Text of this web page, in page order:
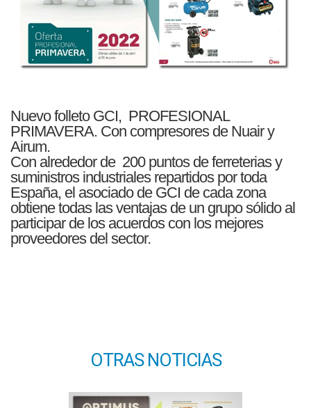
Nuevo folleto GCI, PROFESIONAL
PRIMAVERA. Con compresores de Nuair y
Airum.
Con alrededor de 200 puntos de ferreterias y
suministros industriales repartidos por toda
España, el asociado de GCI de cada zona
obtiene todas las ventajas de un grupo sólido al
participar de los acuerdos con los mejores
proveedores del sector.
OTRAS NOTICIAS